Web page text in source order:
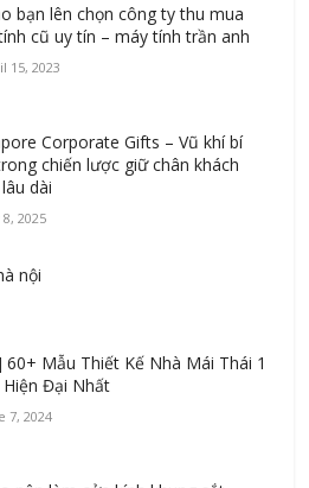
bạn lên chọn công ty thu mua
cũ uy tín – máy tính trần anh
15, 2023
Corporate Gifts – Vũ khí bí
chiến lược giữ chân khách
dài
8, 2025
nội
60+ Mẫu Thiết Kế Nhà Mái Thái 1
Hiện Đại Nhất
7, 2024